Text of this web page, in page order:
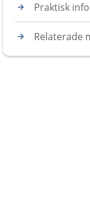
Praktisk
Relaterade